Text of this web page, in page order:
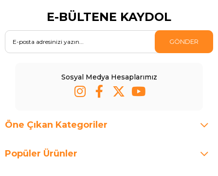
E-BÜLTENE KAYDOL
GÖNDER
Sosyal Medya Hesaplarımız
Öne Çıkan Kategoriler
Popüler Ürünler